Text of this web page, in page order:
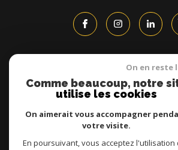
ADHÉRENTS
© 2026 | Tous droits réservés |
On en reste
Comme beaucoup, notre
utilise les cookies
On aimerait vous accompagner
votre visite.
En poursuivant, vous acceptez l'utilisation